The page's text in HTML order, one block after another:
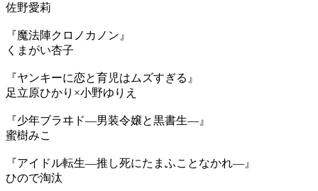
佐野愛莉
『魔法陣クロノカノン』
くまがい杏子
『ヤンキーに恋と育児はムズすぎる』
足立原ひかり×小野ゆりえ
『少年ブラヰド―男装令嬢と黒書生―』
蜜樹みこ
『アイドル転生―推し死にたまふことなかれ―』
ひので淘汰